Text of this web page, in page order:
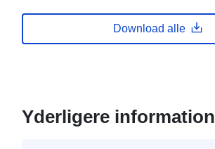
Download alle
Yderligere information